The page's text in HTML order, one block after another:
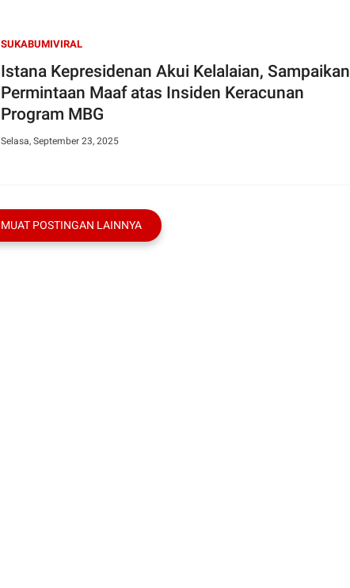
SUKABUMIVIRAL
Istana Kepresidenan Akui Kelalaian, Sampaikan
Permintaan Maaf atas Insiden Keracunan
Program MBG
Selasa, September 23, 2025
MUAT POSTINGAN LAINNYA